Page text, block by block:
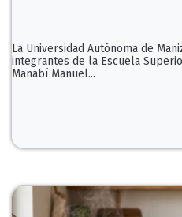
La Universidad Autónoma de
integrantes de la Escuela
Manabí Manuel...